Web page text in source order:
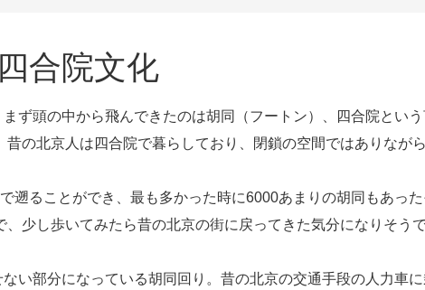
合院文化
ず頭の中から飛んできたのは胡同（フートン）、四合院とい
の北京人は四合院で暮らしており、閉鎖の空間ではありなが
遡ることができ、最も多かった時に6000あまりの胡同もあっ
少し歩いてみたら昔の北京の街に戻ってきた気分になりそうで
い部分になっている胡同回り。昔の北京の交通手段の人力車